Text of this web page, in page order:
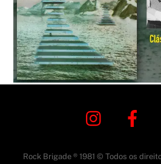
Instagram
Rock Brigade ® 1981 © Todos os